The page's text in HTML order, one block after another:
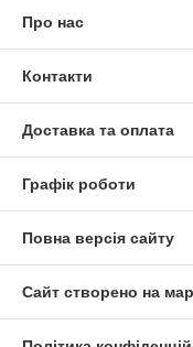
Про нас
Контакти
Доставка та оплата
Графік роботи
Повна версія сайту
Сайт створено на